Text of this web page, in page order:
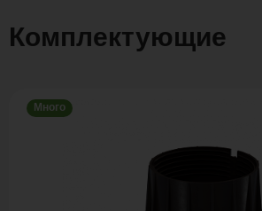
Комплектующие
Много